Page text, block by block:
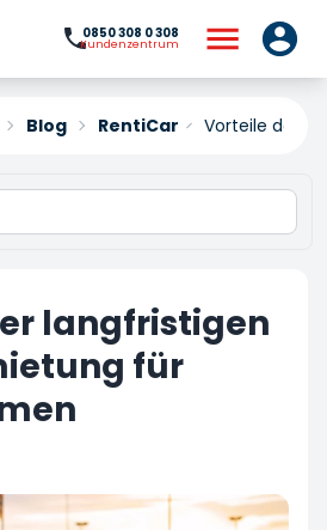
0850 308 0 308
Kundenzentrum
Blog RentiCar Vorteile der
langfristigen
für